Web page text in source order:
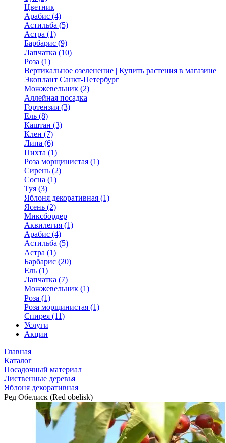
Цветник
Арабис (4)
Астильба (5)
Астра (1)
Барбарис (9)
Лапчатка (10)
Роза (1)
Вертикальное озеленение | Купить растения в магазине
Экоплант Санкт-Петербург
Можжевельник (2)
Аллейная посадка
Гортензия (3)
Ель (8)
Каштан (3)
Клен (7)
Липа (6)
Пихта (1)
Роза морщинистая (1)
Сирень (2)
Сосна (1)
Туя (3)
Яблоня декоративная (1)
Ясень (2)
Миксбордер
Аквилегия (1)
Арабис (4)
Астильба (5)
Астра (1)
Барбарис (20)
Ель (1)
Лапчатка (7)
Можжевельник (1)
Роза (1)
Роза морщинистая (1)
Спирея (11)
Услуги
Акции
Главная
Каталог
Посадочный материал
Лиственные деревья
Яблоня декоративная
Ред Обелиск (Red obelisk)